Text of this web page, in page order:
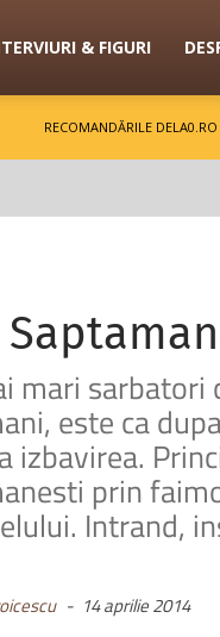
& FIGURI
RECOMANDĂRILE DELA0.RO
mari sarbatori
este ca
izbavirea.
prin
Intrand,
- 14 aprilie 2014